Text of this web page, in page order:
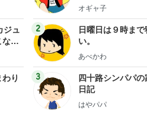
ジュ
なす
り
オギャ子
2
日曜日は９時まで
い。
あべかわ
3
四十路シンパパの
日記
はやパパ